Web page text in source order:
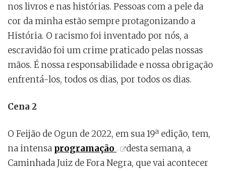
nos livros e nas histórias. Pessoas com a pele da
cor da minha estão sempre protagonizando a
História. O racismo foi inventado por nós, a
escravidão foi um crime praticado pelas nossas
mãos. É nossa responsabilidade e nossa obrigação
enfrentá-los, todos os dias, por todos os dias.
Cena 2
O Feijão de Ogun de 2022, em sua 19ª edição, tem,
na intensa programação
desta semana, a
Caminhada Juiz de Fora Negra, que vai acontecer